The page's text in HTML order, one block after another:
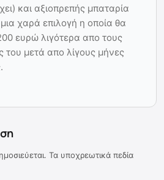
και αξιοπρεπής μπαταρία
μια χαρά επιλογή η οποία θα
ευρώ λιγότερα απο τους
του μετά απο λίγους μήνες
Τα υποχρεωτικά πεδία